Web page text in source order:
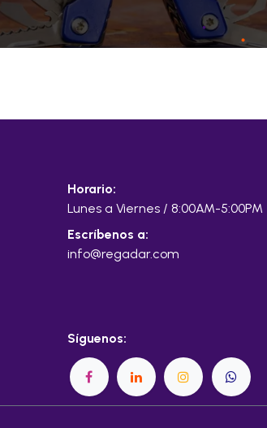
Horario:
Lunes a Viernes / 8:00AM-5:00PM
Escríbenos a:
info@regadar.com
Síguenos: